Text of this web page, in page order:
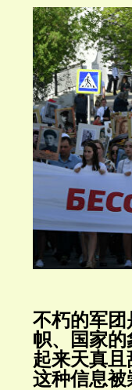
不朽的军
帜、国家
起来天真且
这种信息